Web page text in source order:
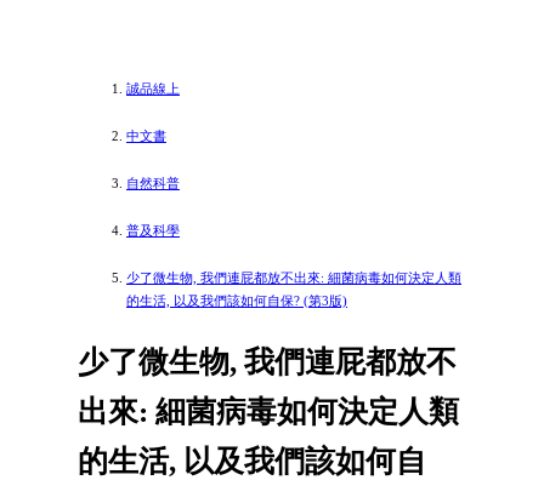
誠品線上
中文書
自然科普
普及科學
少了微生物, 我們連屁都放不出來: 細菌病毒如何決定人類
的生活, 以及我們該如何自保? (第3版)
少了微生物, 我們連屁都放不
出來: 細菌病毒如何決定人類
的生活, 以及我們該如何自